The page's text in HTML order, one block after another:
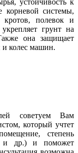
корневой системы,
кротов, полевок и
грунт на
она защищает
и колес машин.
советуем Вам
который учтет
степень
и др.) и поможет